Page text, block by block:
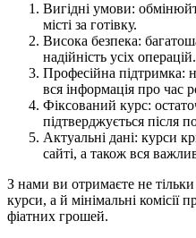
Вигідні умови:
місті за готівку.
Висока безпека:
надійність усіх операцій.
Професійна підтримка:
вся інформація про час
Фіксований курс:
підтверджується після
Актуальні дані: курси
сайті, а також вся
З нами ви отримаєте не тільки
курси, а й мінімальні комісії
фіатних грошей.